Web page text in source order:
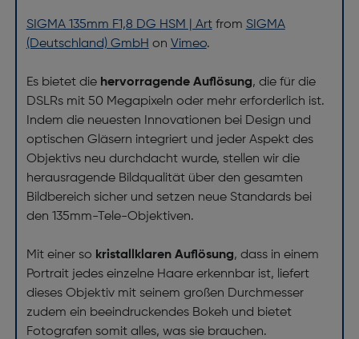
SIGMA 135mm F1,8 DG HSM | Artfrom SIGMA
(Deutschland) GmbH on Vimeo.
Es bietet die hervorragende Auflösung, die für die
DSLRs mit 50 Megapixeln oder mehr erforderlich ist.
Indem die neuesten Innovationen bei Design und
optischen Gläsern integriert und jeder Aspekt des
Objektivs neu durchdacht wurde, stellen wir die
herausragende Bildqualität über den gesamten
Bildbereich sicher und setzen neue Standards bei
den 135mm-Tele-Objektiven.
Mit einer so kristallklaren Auflösung, dass in einem
Portrait jedes einzelne Haare erkennbar ist, liefert
dieses Objektiv mit seinem großen Durchmesser
zudem ein beeindruckendes Bokeh und bietet
Fotografen somit alles, was sie brauchen.